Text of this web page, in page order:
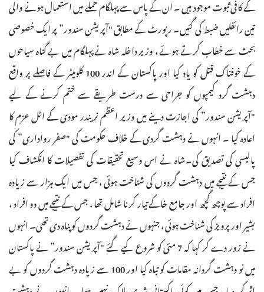
کے کافی ثبوت موجود ہیں ۔ ان کے پاس سے پہلگام حملے میں استعمال ہونے والی
تین رائفلیں ضبط کی گئیں۔ رپورٹ کے مطابق "آپریشن سندور” پر ایک خصوصی
بحث سے خطاب کرتے ہوئے ، وزیر داخلہ شاہ نے پہلگام میں بے گناہ سیاحوں
کے خوفناک قتل کو یاد کیا اور پاکستان کے اندر 100 کلومیٹر کے فاصلے پر واقع
دہشت گرد کیمپوں کو جراحی سے درست طریقے سے ختم کرنے کے لیے
"آپریشن سندور” کی اجازت دینے میں وزیر اعظم نریندر مودی کے اٹل عزم کا
اعادہ کیا ۔ انہوں نے دہشت گردی کے خلاف حکومت کی "صفر رواداری” کی
پالیسی کی تصدیق کی۔شاہ نے اس وسیع تحقیقات کی تفصیلات کا انکشاف کیا
جس کے نتیجے میں دہشت گردوں کی شناخت ہوئی ، جس میں ایک ہزار سے زیادہ
افراد سے پوچھ گچھ اور جامع خاکے تیار کرنا شامل تھا ، جس کے نتیجے میں دو افراد ،
بشیر اور پرویز کی شناخت ہوئی ، جنہوں نے دہشت گردوں کو پناہ دی تھی۔ انہوں
نے زور دے کر کہا کہ 7 مئی کو شروع کیے گئے "آپریشن سندور” نے پاکستان
میں نو دہشت گردانہ مقامات کو تباہ کیا اور 100 سے زیادہ دہشت گردوں کو بے